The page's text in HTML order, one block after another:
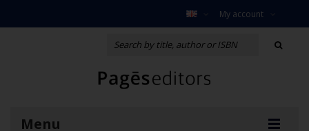
My account
Menu